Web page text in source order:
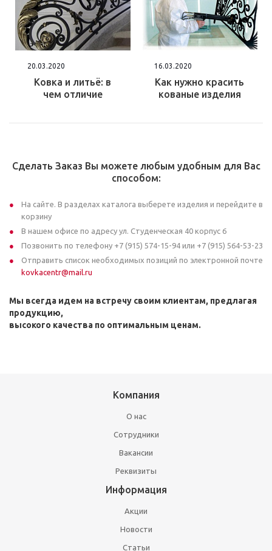
20.03.2020
Ковка и литьё: в
чем отличие
16.03.2020
Как нужно красить
кованые изделия
Сделать Заказ Вы можете любым удобным для Вас
способом:
На сайте. В разделах каталога выберете изделия и перейдите в
корзину
В нашем офисе по адресу ул. Студенческая 40 корпус 6
Позвонить по телефону +7 (915) 574-15-94 или +7 (915) 564-53-23
Отправить список необходимых позиций по электронной почте
kovkacentr@mail.ru
Мы всегда идем на встречу своим клиентам, предлагая
продукцию,
высокого качества по оптимальным ценам.
Компания
О нас
Сотрудники
Вакансии
Реквизиты
Информация
Акции
Новости
Статьи